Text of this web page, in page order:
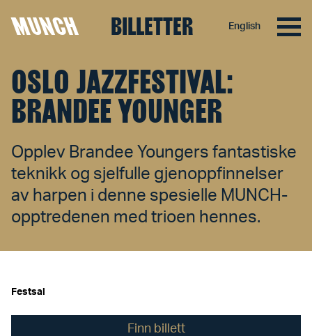
MUNCH BILLETTER English
OSLO JAZZFESTIVAL:
BRANDEE YOUNGER
Opplev Brandee Youngers fantastiske
teknikk og sjelfulle gjenoppfinnelser
av harpen i denne spesielle MUNCH-
opptredenen med trioen hennes.
Festsal
Finn billett